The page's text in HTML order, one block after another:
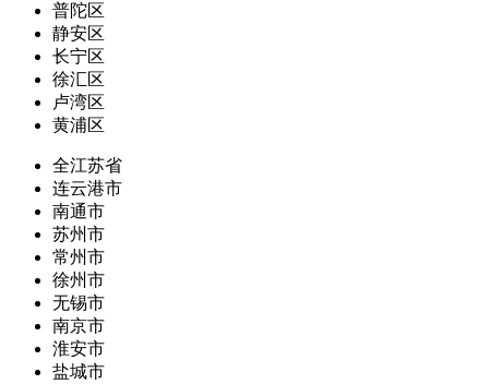
普陀区
静安区
长宁区
徐汇区
卢湾区
黄浦区
全江苏省
连云港市
南通市
苏州市
常州市
徐州市
无锡市
南京市
淮安市
盐城市